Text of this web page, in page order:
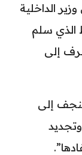
الداخلية
الذي سلم
إلى
إلى